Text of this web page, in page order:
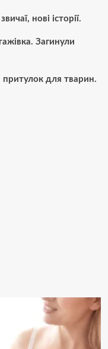
нові історії.
Загинули
для тварин.